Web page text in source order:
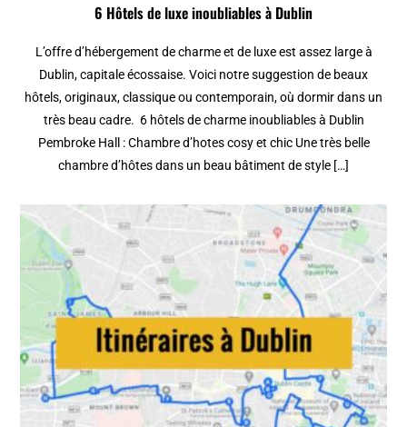
6 Hôtels de luxe inoubliables à Dublin
L’offre d’hébergement de charme et de luxe est assez large à
Dublin, capitale écossaise. Voici notre suggestion de beaux
hôtels, originaux, classique ou contemporain, où dormir dans un
très beau cadre. 6 hôtels de charme inoubliables à Dublin
Pembroke Hall : Chambre d’hotes cosy et chic Une très belle
chambre d’hôtes dans un beau bâtiment de style […]